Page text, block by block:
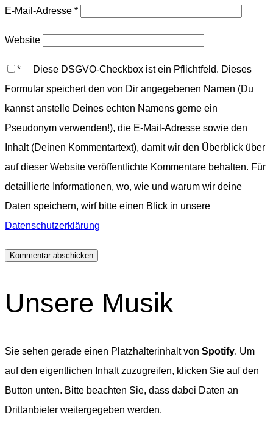
E-Mail-Adresse *
Website
* Diese DSGVO-Checkbox ist ein Pflichtfeld. Dieses
Formular speichert den von Dir angegebenen Namen (Du
kannst anstelle Deines echten Namens gerne ein
Pseudonym verwenden!), die E-Mail-Adresse sowie den
Inhalt (Deinen Kommentartext), damit wir den Überblick über
auf dieser Website veröffentlichte Kommentare behalten. Für
detaillierte Informationen, wo, wie und warum wir deine
Daten speichern, wirf bitte einen Blick in unsere
Datenschutzerklärung
Unsere Musik
Sie sehen gerade einen Platzhalterinhalt von Spotify. Um
auf den eigentlichen Inhalt zuzugreifen, klicken Sie auf den
Button unten. Bitte beachten Sie, dass dabei Daten an
Drittanbieter weitergegeben werden.